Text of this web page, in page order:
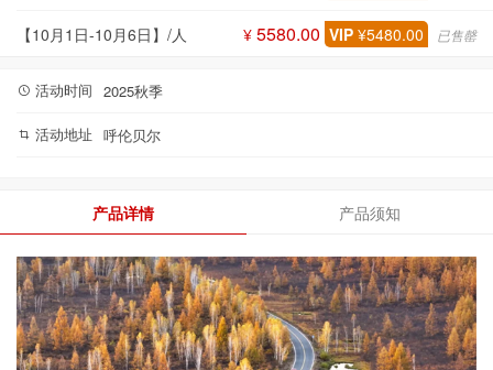
【10月1日-10月6日】/人 ¥ 5580.00 VIP ¥5480.00 已售罄
活动时间 2025秋季
活动地址 呼伦贝尔
产品详情 产品须知